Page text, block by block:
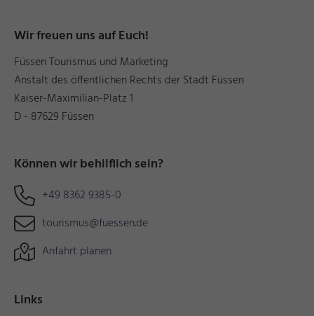
Wir freuen uns auf Euch!
Füssen Tourismus und Marketing
Anstalt des öffentlichen Rechts der Stadt Füssen
Kaiser-Maximilian-Platz 1
D - 87629 Füssen
Können wir behilflich sein?
+49 8362 9385-0
tourismus@fuessen.de
Anfahrt planen
Links